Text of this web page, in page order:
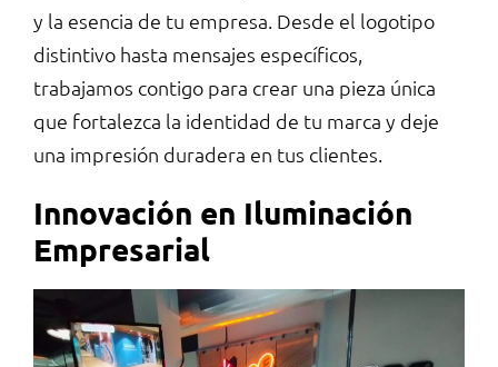
y la esencia de tu empresa. Desde el logotipo
distintivo hasta mensajes específicos,
trabajamos contigo para crear una pieza única
que fortalezca la identidad de tu marca y deje
una impresión duradera en tus clientes.
Innovación en Iluminación
Empresarial